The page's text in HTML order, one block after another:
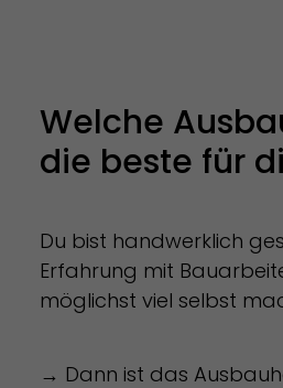
Welche
die beste für
Du bist handwerklich
Erfahrung mit
möglichst viel selbst
→ Dann ist das